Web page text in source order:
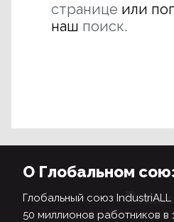
странице или
наш поиск.
О Глобальном
Глобальный союз
50 миллионов работников в